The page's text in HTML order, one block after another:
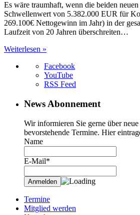
Es wäre traumhaft, wenn die beiden
Schwellenwert von 5.382.000 EUR für
269.100€ Nettogewinn im Jahr) in der
Laufzeit von 20 Jahren überschreiten…
Weiterlesen »
Facebook
YouTube
RSS Feed
News Abonnement
Wir informieren Sie gerne über
bevorstehende Termine. Hier
Name
E-Mail*
Termine
Mitglied werden